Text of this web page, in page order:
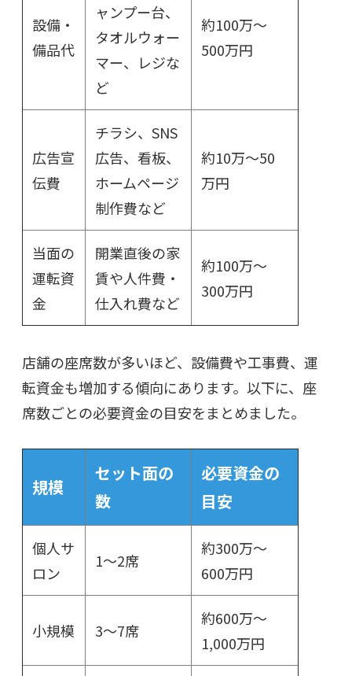
設備・
備品代
ャンプー台、
タオルウォー
マー、レジな
ど
約100万～
500万円
広告宣
伝費
チラシ、SNS
広告、看板、
ホームページ
制作費など
約10万～50
万円
当面の
運転資
金
開業直後の家
賃や人件費・
仕入れ費など
約100万～
300万円
店舗の座席数が多いほど、設備費や工事費、運
転資金も増加する傾向にあります。以下に、座
席数ごとの必要資金の目安をまとめました。
規模
セット面の
数
必要資金の
目安
個人サ
ロン
1～2席
約300万～
600万円
小規模 3～7席
約600万～
1,000万円